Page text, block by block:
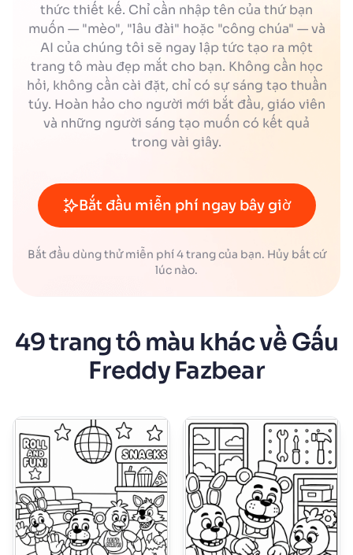
thức thiết kế. Chỉ cần nhập tên của thứ bạn
muốn — "mèo", "lâu đài" hoặc "công chúa" — và
AI của chúng tôi sẽ ngay lập tức tạo ra một
trang tô màu đẹp mắt cho bạn. Không cần học
hỏi, không cần cài đặt, chỉ có sự sáng tạo thuần
túy. Hoàn hảo cho người mới bắt đầu, giáo viên
và những người sáng tạo muốn có kết quả
trong vài giây.
Bắt đầu miễn phí ngay bây giờ
Bắt đầu dùng thử miễn phí 4 trang của bạn. Hủy bất cứ
lúc nào.
49 trang tô màu khác về Gấu
Freddy Fazbear